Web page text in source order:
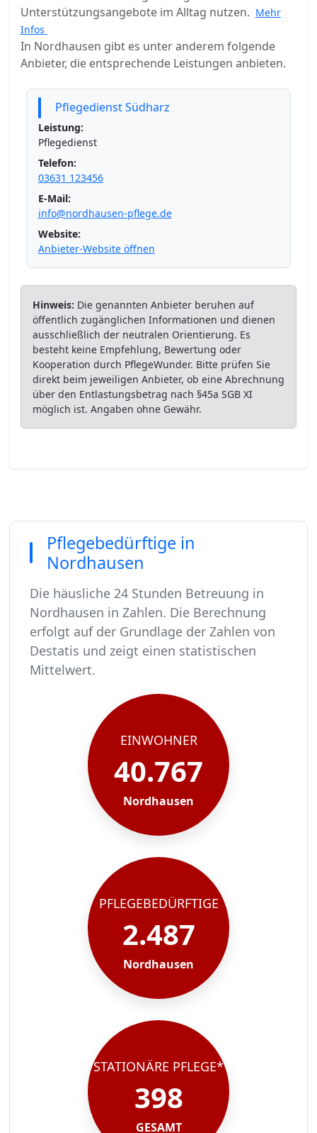
Unterstützungsangebote im Alltag nutzen. Mehr
Infos
In Nordhausen gibt es unter anderem folgende
Anbieter, die entsprechende Leistungen anbieten.
Pflegedienst Südharz
Leistung:
Pflegedienst
Telefon:
03631 123456
E-Mail:
info@nordhausen-pflege.de
Website:
Anbieter-Website öffnen
Hinweis: Die genannten Anbieter beruhen auf
öffentlich zugänglichen Informationen und dienen
ausschließlich der neutralen Orientierung. Es
besteht keine Empfehlung, Bewertung oder
Kooperation durch PflegeWunder. Bitte prüfen Sie
direkt beim jeweiligen Anbieter, ob eine Abrechnung
über den Entlastungsbetrag nach §45a SGB XI
möglich ist. Angaben ohne Gewähr.
Pflegebedürftige in
Nordhausen
Die häusliche 24 Stunden Betreuung in
Nordhausen in Zahlen. Die Berechnung
erfolgt auf der Grundlage der Zahlen von
Destatis und zeigt einen statistischen
Mittelwert.
In Nordhausen leben rund 40767 Menschen.
Von diesen 40767 Einwohnern sind rund 2487
Ca. 398 dieser pflegebedürftigen Menschen
Der Großteil der Pflegebedürftigen in
EINWOHNER
40.767
Nordhausen
PFLEGEBEDÜRFTIGE
2.487
Nordhausen
STATIONÄRE PFLEGE*
398
GESAMT